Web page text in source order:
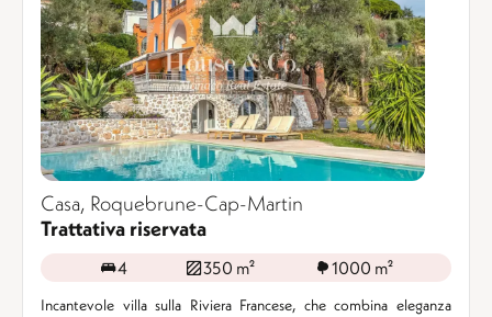
Casa, Roquebrune-Cap-Martin
Trattativa riservata
4 350 m² 1000 m²
Incantevole villa sulla Riviera Francese, che combina eleganza